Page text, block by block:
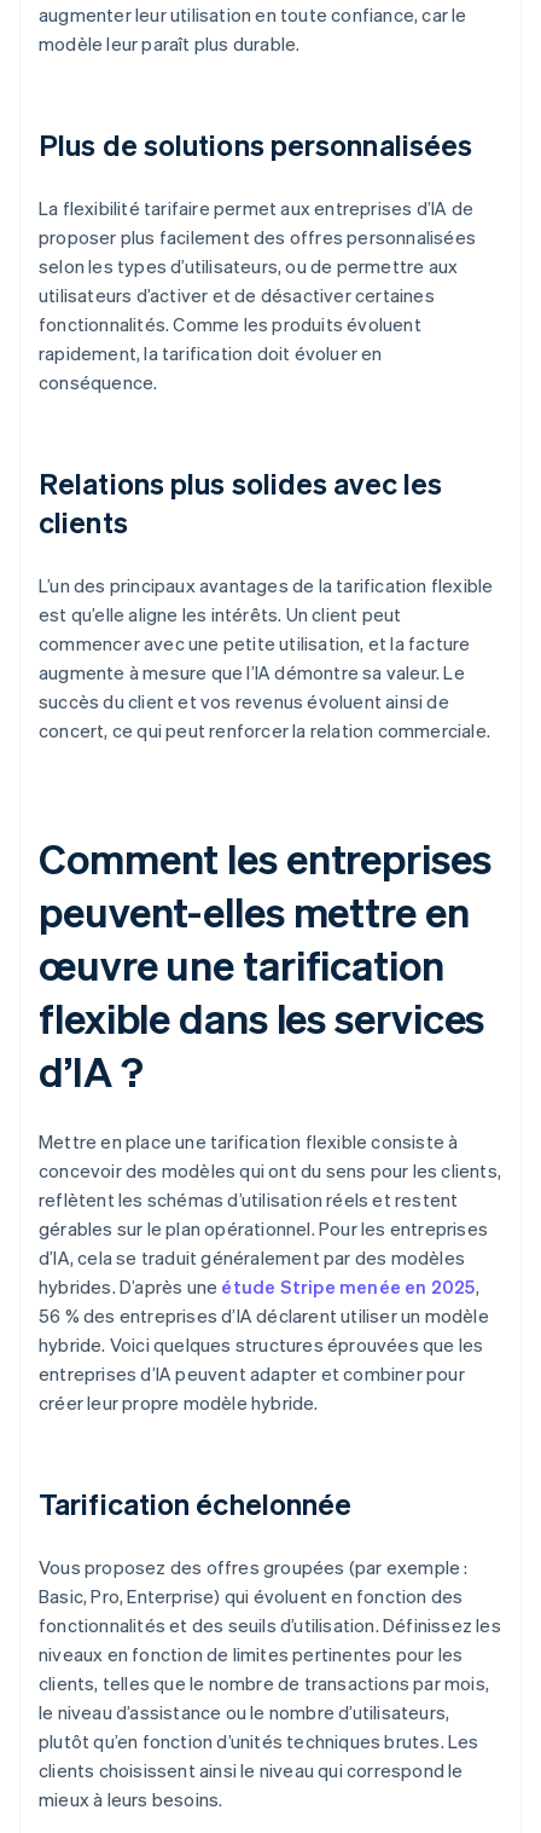
augmenter leur utilisation en toute confiance, car le
modèle leur paraît plus durable.
Plus de solutions personnalisées
La flexibilité tarifaire permet aux entreprises d’IA de
proposer plus facilement des offres personnalisées
selon les types d’utilisateurs, ou de permettre aux
utilisateurs d’activer et de désactiver certaines
fonctionnalités. Comme les produits évoluent
rapidement, la tarification doit évoluer en
conséquence.
Relations plus solides avec les
clients
L’un des principaux avantages de la tarification flexible
est qu’elle aligne les intérêts. Un client peut
commencer avec une petite utilisation, et la facture
augmente à mesure que l’IA démontre sa valeur. Le
succès du client et vos revenus évoluent ainsi de
concert, ce qui peut renforcer la relation commerciale.
Comment les entreprises
peuvent-elles mettre en
œuvre une tarification
flexible dans les services
d’IA ?
Mettre en place une tarification flexible consiste à
concevoir des modèles qui ont du sens pour les clients,
reflètent les schémas d’utilisation réels et restent
gérables sur le plan opérationnel. Pour les entreprises
d’IA, cela se traduit généralement par des modèles
hybrides. D’après une étude Stripe menée en 2025,
56 % des entreprises d’IA déclarent utiliser un modèle
hybride. Voici quelques structures éprouvées que les
entreprises d’IA peuvent adapter et combiner pour
créer leur propre modèle hybride.
Tarification échelonnée
Vous proposez des offres groupées (par exemple :
Basic, Pro, Enterprise) qui évoluent en fonction des
fonctionnalités et des seuils d’utilisation. Définissez les
niveaux en fonction de limites pertinentes pour les
clients, telles que le nombre de transactions par mois,
le niveau d’assistance ou le nombre d’utilisateurs,
plutôt qu’en fonction d’unités techniques brutes. Les
clients choisissent ainsi le niveau qui correspond le
mieux à leurs besoins.